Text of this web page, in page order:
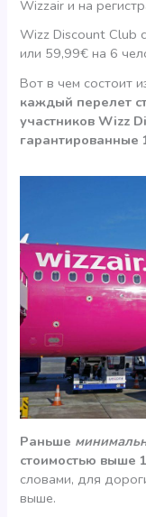
Wizzair и на
Wizz Discount Club
или 59,99€ на 6
Вот в чем состоит
каждый перелет
участников Wizz
гарантированные
Раньше
стоимостью выше
словами, для
выше.